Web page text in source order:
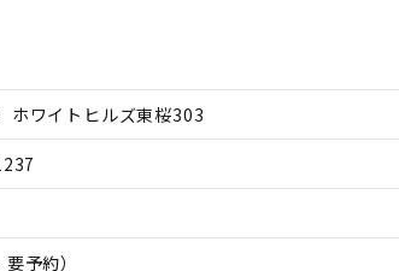
ホワイトヒルズ東桜303
予約）